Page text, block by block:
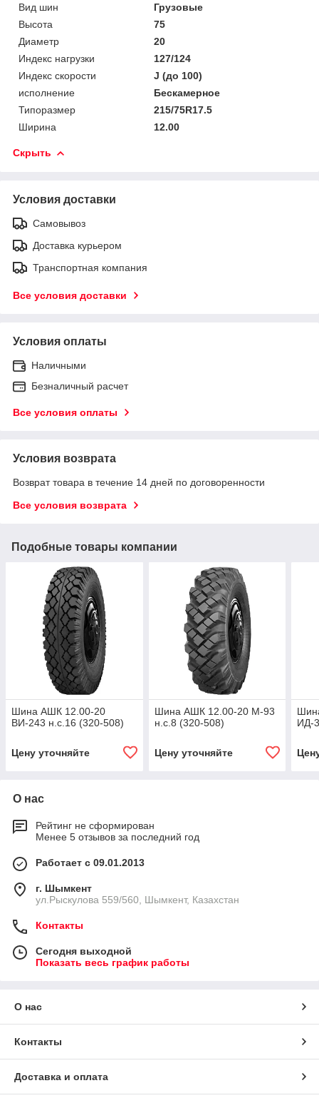
Вид шин
Грузовые
Высота
75
Диаметр
20
Индекс нагрузки
127/124
Индекс скорости
J (до 100)
исполнение
Бескамерное
Типоразмер
215/75R17.5
Ширина
12.00
Скрыть
Условия доставки
Самовывоз
Доставка курьером
Транспортная компания
Все условия доставки
Условия оплаты
Наличными
Безналичный расчет
Все условия оплаты
Условия возврата
Возврат товара в течение 14 дней по договоренности
Все условия возврата
Подобные товары компании
Шина АШК 12.00-20
ВИ-243 н.с.16 (320-508)
Цену уточняйте
Шина АШК 12.00-20 М-93
н.с.8 (320-508)
Цену уточняйте
ИД-
О нас
Рейтинг не сформирован
Менее 5 отзывов за последний год
Работает с 09.01.2013
г. Шымкент
ул.Рыскулова 559/560, Шымкент, Казахстан
Контакты
Сегодня выходной
Показать весь график работы
О нас
Контакты
Доставка и оплата